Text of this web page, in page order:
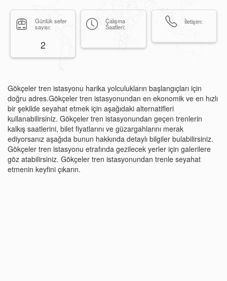
Günlük sefer
sayısı:
2
Çalışma
Saatleri:
İletişim:
Gökçeler tren istasyonu harika yolculukların başlangıçları için
doğru adres.Gökçeler tren istasyonundan en ekonomik ve en hızlı
bir şekilde seyahat etmek için aşağıdaki alternatifleri
kullanabilirsiniz. Gökçeler tren istasyonundan geçen trenlerin
kalkış saatlerini, bilet fiyatlarını ve güzargahlarını merak
ediyorsanız aşağıda bunun hakkında detaylı bilgiler bulabilirsiniz.
Gökçeler tren istasyonu etrafında gezilecek yerler için galerilere
göz atabilirsiniz. Gökçeler tren istasyonundan trenle seyahat
etmenin keyfini çıkarın.